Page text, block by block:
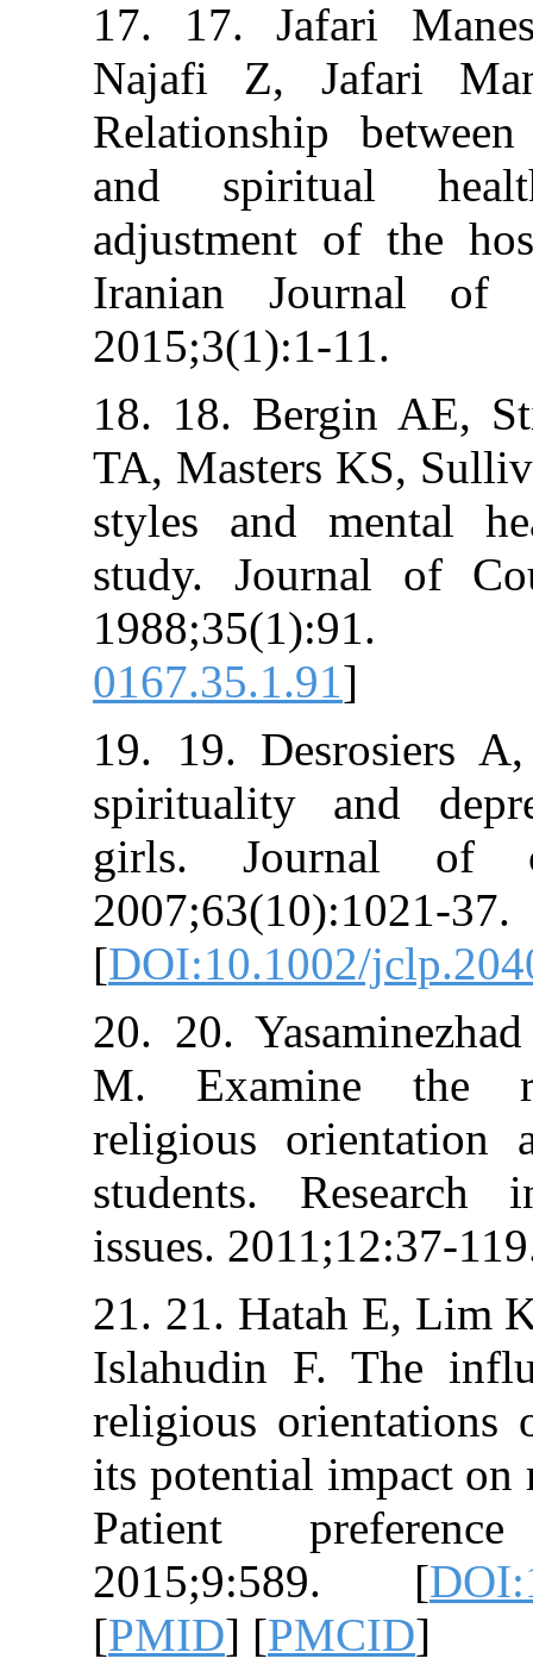
17. 17. Jafari
Najafi Z,
Relationship
and
adjustment of
Iranian
2015;3(1):1-11.
18. 18. Bergin
TA, Masters
styles and
study.
0167.35.1.91
19. 19.
spirituality
girls.
[DOI:10.1002/
20. 20.
M. Examine
religious
students.
issues.
21. 21. Hatah
Islahudin F.
religious
its potential
Patient
[ PMID] [